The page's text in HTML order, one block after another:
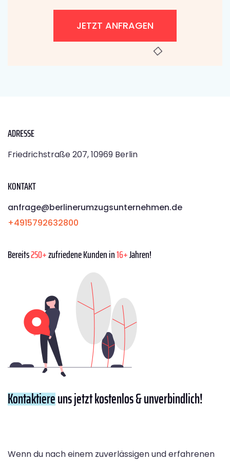
JETZT ANFRAGEN
ADRESSE
Friedrichstraße 207, 10969 Berlin
KONTAKT
anfrage@berlinerumzugsunternehmen.de
+4915792632800
Bereits250+zufriedene Kunden in16+Jahren!
Kontaktiereuns jetzt kostenlos & unverbindlich!
Wenn du nach einem zuverlässigen und erfahrenen